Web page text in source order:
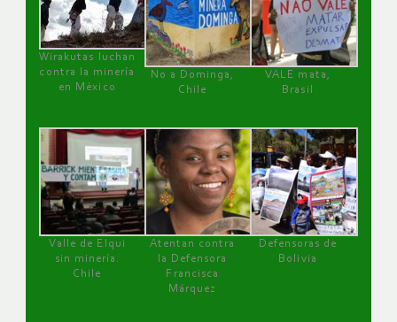
Wirakutas luchan
contra la minería
en México
No a Dominga,
Chile
VALE mata,
Brasil
Valle de Elqui
sin minería.
Chile
Atentan contra
la Defensora
Francisca
Márquez
Defensoras de
Bolivia